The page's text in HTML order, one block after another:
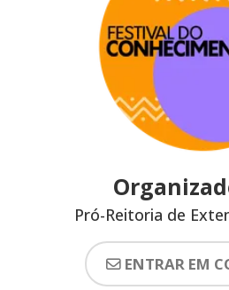
Pró-Reitoria de
ENTRAR EM